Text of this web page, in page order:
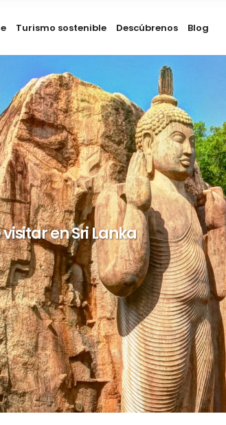
Turismo sostenible Descúbrenos Blog
en Sri Lanka